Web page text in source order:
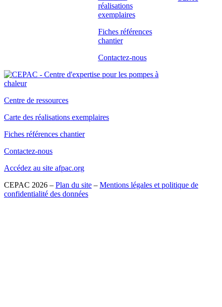
réalisations
exemplaires
Fiches références
chantier
Contactez-nous
Centre de ressources
Carte des réalisations exemplaires
Fiches références chantier
Contactez-nous
Accédez au site afpac.org
CEPAC 2026 – Plan du site – Mentions légales et politique de
confidentialité des données